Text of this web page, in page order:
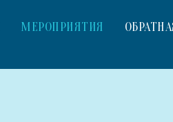
МЕРОПРИЯТИЯ